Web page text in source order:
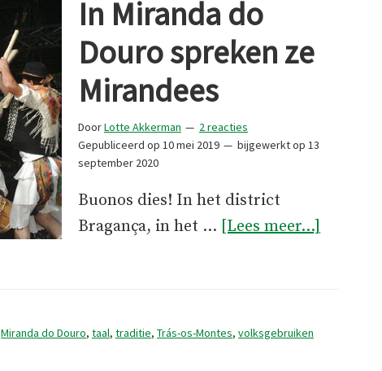
In Miranda do
Douro spreken ze
Mirandees
DoorLotte Akkerman
2 reacties
Gepubliceerd op 10 mei 2019 bijgewerkt op 13
september 2020
Buonos dies! In het district
Bragança, in het … [Lees meer...]
Miranda do Douro, taal, traditie, Trás-os-Montes, volksgebruiken